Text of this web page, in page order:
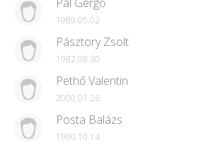
1989.05.02
Pásztory Zsolt
1982.08.30
Pethő Valentin
2000.01.26
Posta Balázs
1990.10.14